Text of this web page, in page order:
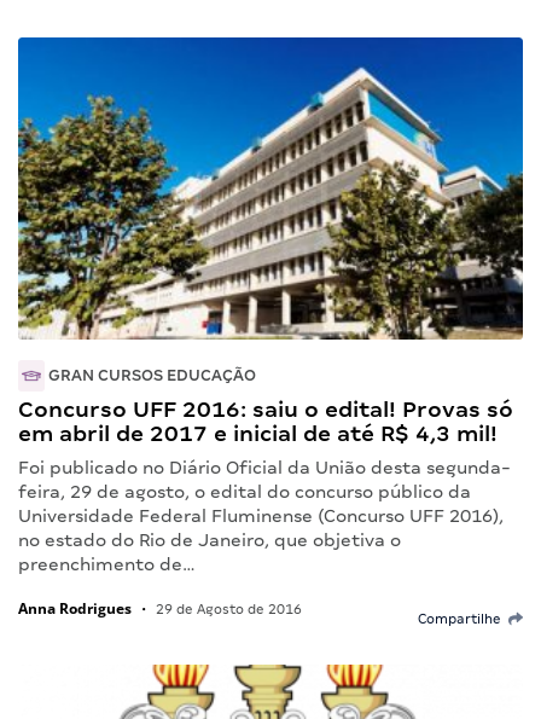
GRAN CURSOS EDUCAÇÃO
Concurso UFF 2016: saiu o edital! Provas só
em abril de 2017 e inicial de até R$ 4,3 mil!
Foi publicado no Diário Oficial da União desta segunda-
feira, 29 de agosto, o edital do concurso público da
Universidade Federal Fluminense (Concurso UFF 2016),
no estado do Rio de Janeiro, que objetiva o
preenchimento de…
Anna Rodrigues • 29 de Agosto de 2016
Compartilhe